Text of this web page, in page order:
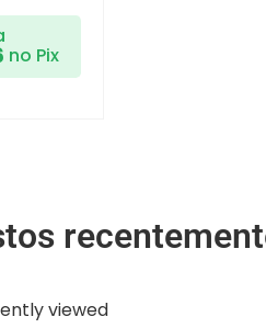
no Pix
viewed